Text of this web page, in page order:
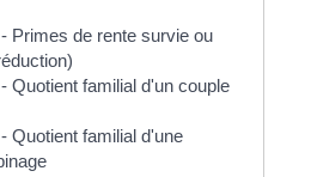
Primes de rente survie ou
Quotient familial d'un couple
Quotient familial d'une